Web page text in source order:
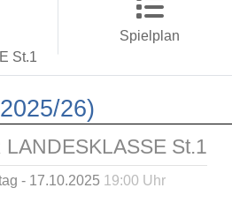
St.1
Spielplan
26)
St.1
- 17.10.2025 19:00 Uhr